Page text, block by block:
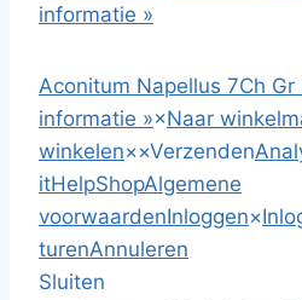
informatie »
Aconitum Napellus 7Ch Gr
informatie »×Naar
winkelen××Verzenden
itHelpShopAlgemene
voorwaardenInloggen×
turenAnnuleren
Sluiten